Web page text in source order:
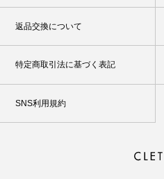
返品交換について
特定商取引法に基づく表記
SNS利用規約